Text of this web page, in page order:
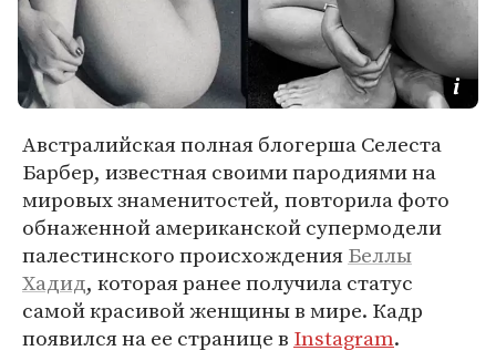
Австралийская полная блогерша Селеста
Барбер, известная своими пародиями на
мировых знаменитостей, повторила фото
обнаженной американской супермодели
палестинского происхожденияБеллы
Хадид, которая ранее получила статус
самой красивой женщины в мире. Кадр
появился на ее странице в Instagram.